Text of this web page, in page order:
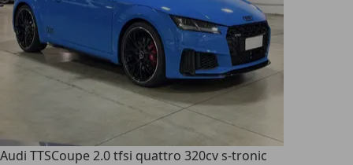
Audi TTSCoupe 2.0 tfsi quattro 320cv s-tronic